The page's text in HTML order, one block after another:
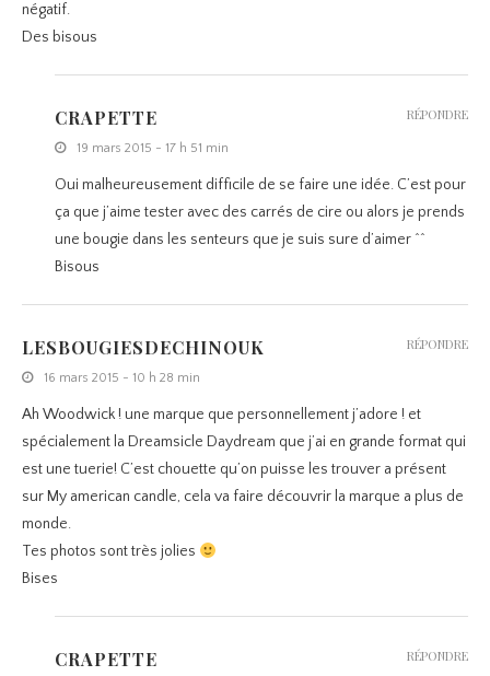
négatif.
Des bisous
CRAPETTE
19 mars 2015 - 17 h 51 min
Oui malheureusement difficile de se faire une idée. C’est pour
ça que j’aime tester avec des carrés de cire ou alors je prends
une bougie dans les senteurs que je suis sure d’aimer ^^
Bisous
RÉPONDRE
LESBOUGIESDECHINOUK
16 mars 2015 - 10 h 28 min
Ah Woodwick ! une marque que personnellement j’adore ! et
spécialement la Dreamsicle Daydream que j’ai en grande format qui
est une tuerie! C’est chouette qu’on puisse les trouver a présent
sur My american candle, cela va faire découvrir la marque a plus de
monde.
Tes photos sont très jolies
Bises
RÉPONDRE
CRAPETTE RÉPONDRE